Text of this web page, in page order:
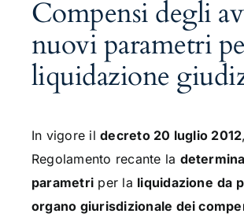
Compensi degli
nuovi parametri
liquidazione
In vigore ildecreto 20 luglio 2012,
Regolamento recante la
parametri per la liquidazione da
organo giurisdizionale dei